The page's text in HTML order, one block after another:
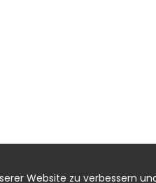
Website zu verbessern